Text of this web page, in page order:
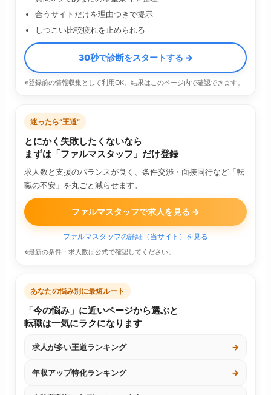
合うサイトだけを理由つきで提示
しつこい比較疲れを止められる
30秒で診断をスタートする →
※登録前の情報収集として利用OK。結果はこのページ内で確認できます。
迷ったら“王道”
とにかく失敗したくないなら
まずは「ファルマスタッフ」だけ登録
求人数と支援のバランスが良く、条件交渉・面接同行など「転
職の不安」を丸ごと減らせます。
ファルマスタッフで求人を見る →
ファルマスタッフの詳細（当サイト）を見る
※最新の条件・求人数は公式で確認してください。
あなたの悩み別に最短ルート
「今の悩み」に近いページから選ぶと
転職は一気にラクになります
求人が多い王道ランキング →
年収アップ特化ランキング →